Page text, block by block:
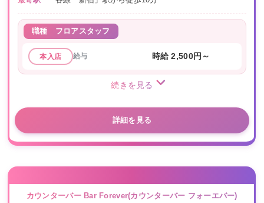
職種 フロアスタッフ
本入店 給与 時給 2,500円～
続きを見る
詳細を見る
カウンターバー Bar Forever(カウンターバー フォーエバー)